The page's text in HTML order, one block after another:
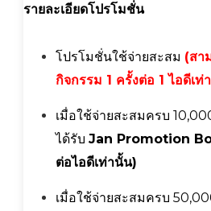
รายละเอียดโปรโมชั่น
โปรโมชั่นใช้จ่ายสะสม (สา
กิจกรรม 1 ครั้งต่อ 1 ไอดีเท่
เมื่อใช้จ่ายสะสมครบ
ได้รับ Jan Promotion
ต่อไอดีเท่านั้น)
เมื่อใช้จ่ายสะสมครบ